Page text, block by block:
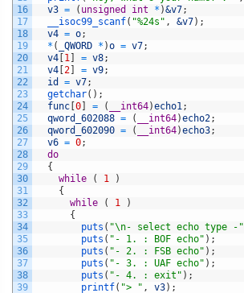
16
17
18
19
20
21
22
23
24
25
26
27
28
29
30
31
32
33
34
35
36
37
38
39
v3 = ( unsigned int * )&v7;
__isoc99_scanf( "%24s" , &v7) ;
v4 = o;
* ( _QWORD * )o = v7;
v4 1 = v8;
v4 2 = v9;
id
= v7;
getchar( ) ;
func 0 = ( __int64)echo1;
qword_602088 = ( __int64)echo2;
qword_602090 = ( __int64)echo3;
v6 = 0;
do
{
while
( 1
)
{
while
( 1
)
{
puts ( "\n- select echo type -"
puts ( "- 1. : BOF echo" ) ;
puts ( "- 2. : FSB echo" ) ;
puts ( "- 3. : UAF echo" ) ;
puts ( "- 4. : exit" ) ;
printf( "> " , v3) ;